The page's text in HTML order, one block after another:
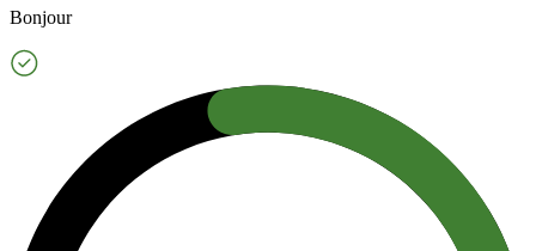
Bonjour